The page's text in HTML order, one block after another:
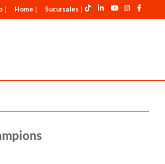
Home Sucursales